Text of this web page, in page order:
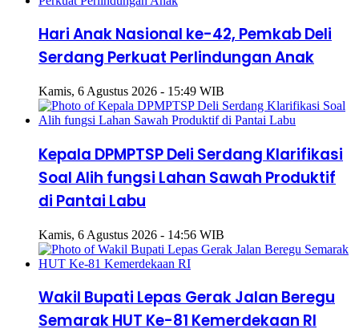
Hari Anak Nasional ke-42, Pemkab Deli
Serdang Perkuat Perlindungan Anak
Kamis, 6 Agustus 2026 - 15:49 WIB
Kepala DPMPTSP Deli Serdang Klarifikasi
Soal Alih fungsi Lahan Sawah Produktif
di Pantai Labu
Kamis, 6 Agustus 2026 - 14:56 WIB
Wakil Bupati Lepas Gerak Jalan Beregu
Semarak HUT Ke-81 Kemerdekaan RI